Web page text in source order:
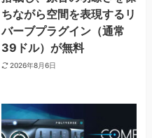
ちながら空間を表現するリ
バーブプラグイン（通常
39ドル）が無料
2026年8月6日